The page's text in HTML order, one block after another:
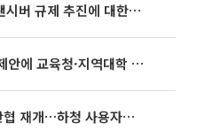
[특징주] 美 중국산 광트랜시버 규제 추진에 대한광통신 등 광통신株 강세
지역대학 서·논술형 입시 연계 '착수'
현대차·기아, 이번 주 임단협 재개…하청 사용자성 재심도 ‘변수’